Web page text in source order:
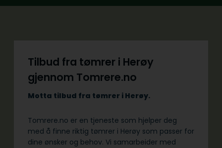
Tilbud fra tømrer i Herøy
gjennom Tomrere.no
Motta tilbud fra tømrer i Herøy.
Tomrere.no er en tjeneste som hjelper deg
med å finne riktig tømrer i Herøy som passer for
dine ønsker og behov. Vi samarbeider med